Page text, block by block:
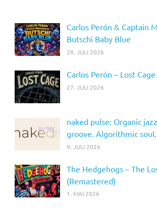
Carlos Perón & Captain
Butschi Baby Blue
28. JULI 2026
Carlos Perón – Lost Cage
27. JULI 2026
naked pulse: Organic
groove. Algorithmic soul.
9. JULI 2026
The Hedgehogs – The
(Remastered)
1. MAI 2026